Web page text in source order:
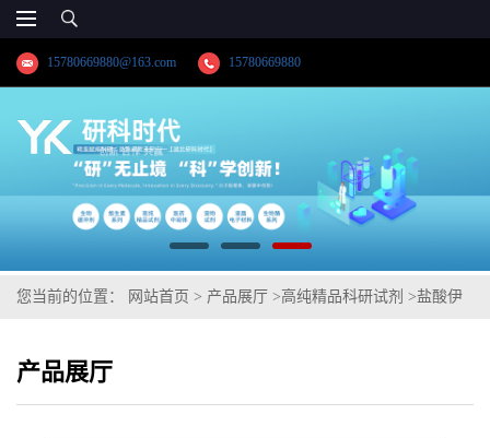
15780669880@163.com 15780669880
您当前的位置： 网站首页 > 产品展厅 >高纯精品科研试剂 >盐酸伊
产品展厅